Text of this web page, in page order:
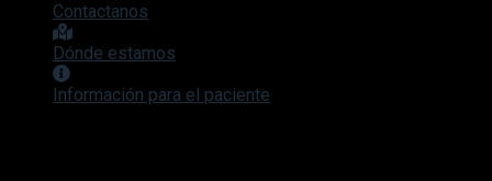
Contactanos
Dónde estamos
Información para el paciente